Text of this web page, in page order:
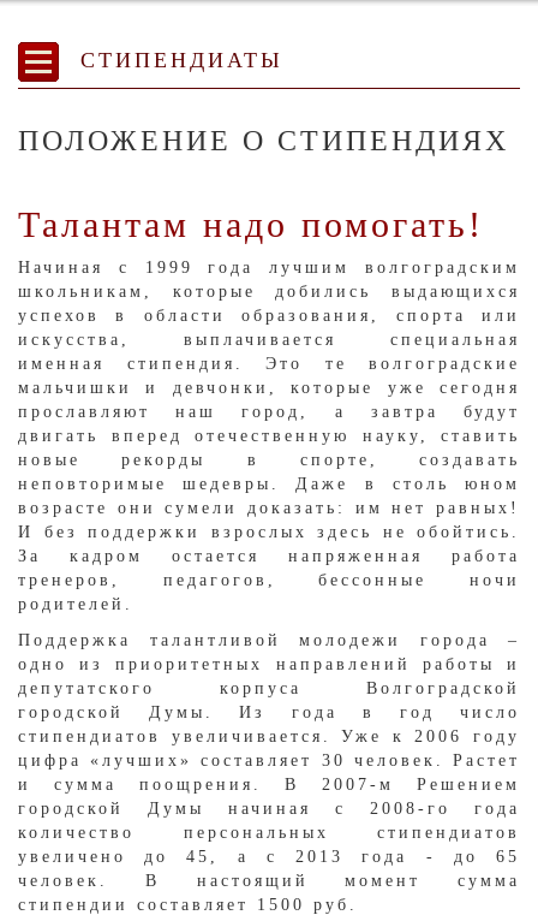
СТИПЕНДИАТЫ
ПОЛОЖЕНИЕ О СТИПЕНДИЯХ
Талантам надо помогать!
Начиная с 1999 года лучшим волгоградским
школьникам, которые добились выдающихся
успехов в области образования, спорта или
искусства, выплачивается специальная
именная стипендия. Это те волгоградские
мальчишки и девчонки, которые уже сегодня
прославляют наш город, а завтра будут
двигать вперед отечественную науку, ставить
новые рекорды в спорте, создавать
неповторимые шедевры. Даже в столь юном
возрасте они сумели доказать: им нет равных!
И без поддержки взрослых здесь не обойтись.
За кадром остается напряженная работа
тренеров, педагогов, бессонные ночи
родителей.
Поддержка талантливой молодежи города –
одно из приоритетных направлений работы и
депутатского корпуса Волгоградской
городской Думы. Из года в год число
стипендиатов увеличивается. Уже к 2006 году
цифра «лучших» составляет 30 человек. Растет
и сумма поощрения. В 2007-м Решением
городской Думы начиная с 2008-го года
количество персональных стипендиатов
увеличено до 45, а с 2013 года - до 65
человек. В настоящий момент сумма
стипендии составляет 1500 руб.